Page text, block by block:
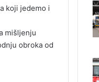
koji jedemo i
mišljenju
obroka od